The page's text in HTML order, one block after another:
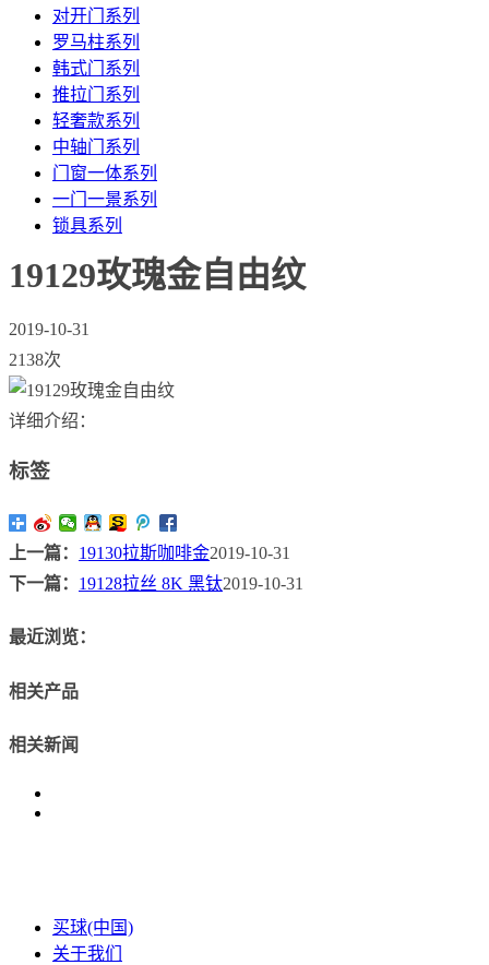
对开门系列
罗马柱系列
韩式门系列
推拉门系列
轻奢款系列
中轴门系列
门窗一体系列
一门一景系列
锁具系列
19129玫瑰金自由纹
2019-10-31
2138次
详细介绍：
标签
上一篇： 19130拉斯咖啡金2019-10-31
下一篇： 19128拉丝 8K 黑钛2019-10-31
最近浏览：
相关产品
相关新闻
买球(中国)
关于我们